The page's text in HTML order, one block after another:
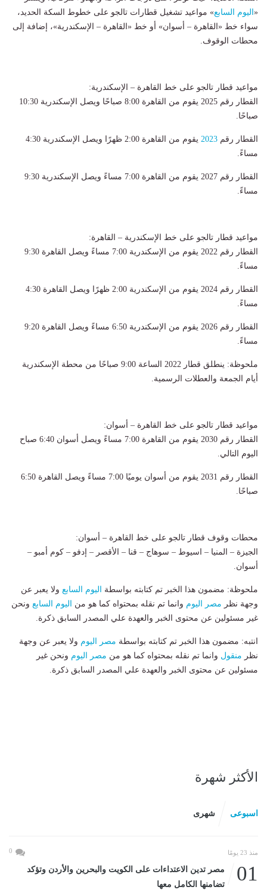
« اليوم السابع» مواعيد تشغيل قطارات تالجو على خطوط السكة الحديد،
سواء خط «القاهرة – أسوان» أو خط «القاهرة – الإسكندرية»، إضافة إلى
محطات الوقوف.
مواعيد قطار تالجو على خط القاهرة – الإسكندرية:
القطار رقم 2025 يقوم من القاهرة 8:00 صباحًا ويصل الإسكندرية 10:30
صباحًا.
القطار رقم 2023
يقوم من القاهرة 2:00 ظهرًا ويصل الإسكندرية 4:30
مساءً.
القطار رقم 2027 يقوم من القاهرة 7:00 مساءً ويصل الإسكندرية 9:30
مساءً.
مواعيد قطار تالجو على خط الإسكندرية – القاهرة:
القطار رقم 2022 يقوم من الإسكندرية 7:00 مساءً ويصل القاهرة 9:30
مساءً.
القطار رقم 2024 يقوم من الإسكندرية 2:00 ظهرًا ويصل القاهرة 4:30
مساءً.
القطار رقم 2026 يقوم من الإسكندرية 6:50 مساءً ويصل القاهرة 9:20
مساءً.
ملحوظة: ينطلق قطار 2022 الساعة 9:00 صباحًا من محطة الإسكندرية
أيام الجمعة والعطلات الرسمية.
مواعيد قطار تالجو على خط القاهرة – أسوان:
القطار رقم 2030 يقوم من القاهرة 7:00 مساءً ويصل أسوان 6:40 صباح
اليوم التالي.
القطار رقم 2031 يقوم من أسوان يوميًا 7:00 مساءً ويصل القاهرة 6:50
صباحًا.
محطات وقوف قطار تالجو على خط القاهرة – أسوان:
الجيزة – المنيا – اسيوط – سوهاج – قنا – الأقصر – إدفو – كوم أمبو –
أسوان.
ملحوظة: مضمون هذا الخبر تم كتابته بواسطة اليوم السابع ولا يعبر عن
وجهة نظر مصر اليوم وانما تم نقله بمحتواه كما هو من اليوم السابع ونحن
غير مسئولين عن محتوى الخبر والعهدة علي المصدر السابق ذكرة.
انتبه: مضمون هذا الخبر تم كتابته بواسطة مصر اليوم ولا يعبر عن وجهة
نظر منقول وانما تم نقله بمحتواه كما هو من مصر اليوم ونحن غير
مسئولين عن محتوى الخبر والعهدة علي المصدر السابق ذكرة.
الأكثر شهرة
اسبوعى شهرى
منذ 23 يومًا 0
01
مصر تدين الاعتداءات على الكويت والبحرين والأردن وتؤكد
تضامنها الكامل معها